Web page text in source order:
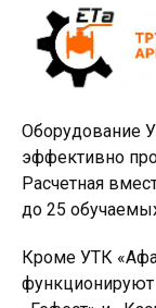
Оборудование
эффективно
Расчетная
до 25
Кроме УТК